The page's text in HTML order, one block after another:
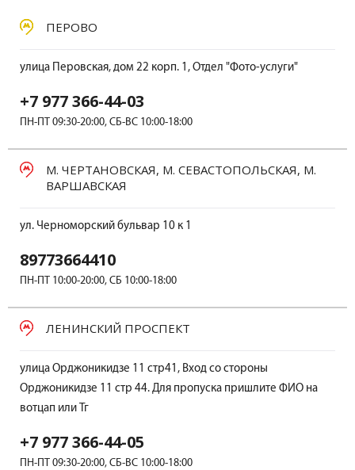
ПЕРОВО
улица Перовская, дом 22 корп. 1, Отдел "Фото-услуги"
+7 977 366-44-03
ПН-ПТ 09:30-20:00, СБ-ВС 10:00-18:00
М. ЧЕРТАНОВСКАЯ, М. СЕВАСТОПОЛЬСКАЯ, М.
ВАРШАВСКАЯ
ул. Черноморский бульвар 10 к 1
89773664410
ПН-ПТ 10:00-20:00, СБ 10:00-18:00
ЛЕНИНСКИЙ ПРОСПЕКТ
улица Орджоникидзе 11 стр41, Вход со стороны
Орджоникидзе 11 стр 44. Для пропуска пришлите ФИО на
вотцап или Тг
+7 977 366-44-05
ПН-ПТ 09:30-20:00, СБ-ВС 10:00-18:00